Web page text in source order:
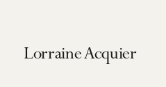
Lorraine Acquier